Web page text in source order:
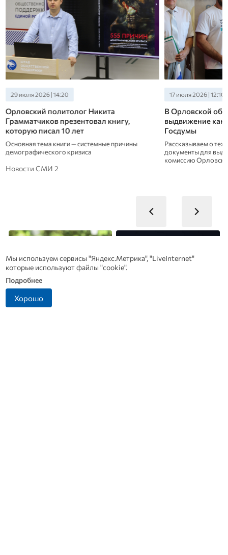
29 июля 2026 | 14:20
Орловский политолог Никита
Грамматчиков презентовал книгу,
которую писал 10 лет
Основная тема книги — системные причины
демографического кризиса
17 июля 2026 | 12:10
В Орловской
выдвижение
Госдумы
Рассказываем о
документы для
комиссию
Новости СМИ 2
Мы используем сервисы "Яндекс.Метрика", "LiveInternet"
которые используют файлы "cookie".
Подробнее
Хорошо